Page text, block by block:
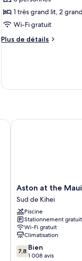
le
jardin
ce
type
chambre :
chambres,
l’océan
1 très grand lit, 2
Wi-Fi gratuit
Plus de détails
Plus
Deluxe,
sur
l’océan
Aston
at
the
Maui
Banyan
Sud
de
Kihei
Aston at the
Sud de Kihei
Piscine
Stationnement gratuit
Wi-Fi gratuit
Climatisation
7.8
sur
7,8 Bien
1 008 avis
Aston at the Maui